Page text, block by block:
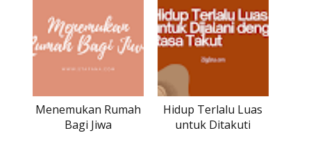
Menemukan Rumah
Bagi Jiwa
Hidup Terlalu Luas
untuk Ditakuti